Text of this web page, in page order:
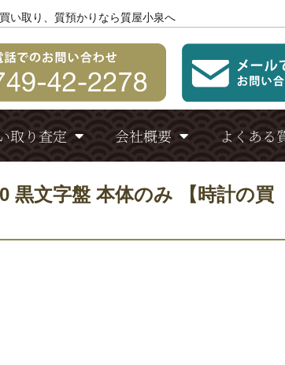
い取り、質預かりなら質屋小泉へ
取り査定 会社概要 よくある
黒文字盤 本体のみ 【時計の買